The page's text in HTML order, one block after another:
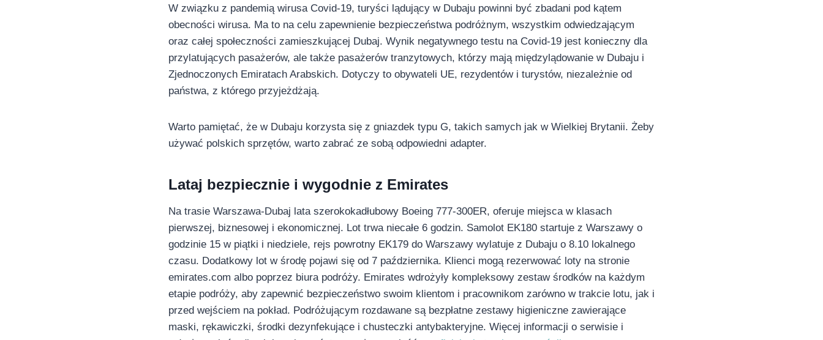
W związku z pandemią wirusa Covid-19, turyści lądujący w Dubaju powinni być zbadani pod kątem
obecności wirusa. Ma to na celu zapewnienie bezpieczeństwa podróżnym, wszystkim odwiedzającym
oraz całej społeczności zamieszkującej Dubaj. Wynik negatywnego testu na Covid-19 jest konieczny dla
przylatujących pasażerów, ale także pasażerów tranzytowych, którzy mają międzylądowanie w Dubaju i
Zjednoczonych Emiratach Arabskich. Dotyczy to obywateli UE, rezydentów i turystów, niezależnie od
państwa, z którego przyjeżdżają.
Warto pamiętać, że w Dubaju korzysta się z gniazdek typu G, takich samych jak w Wielkiej Brytanii. Żeby
używać polskich sprzętów, warto zabrać ze sobą odpowiedni adapter.
Lataj bezpiecznie i wygodnie z Emirates
Na trasie Warszawa-Dubaj lata szerokokadłubowy Boeing 777-300ER, oferuje miejsca w klasach
pierwszej, biznesowej i ekonomicznej. Lot trwa niecałe 6 godzin. Samolot EK180 startuje z Warszawy o
godzinie 15 w piątki i niedziele, rejs powrotny EK179 do Warszawy wylatuje z Dubaju o 8.10 lokalnego
czasu. Dodatkowy lot w środę pojawi się od 7 października. Klienci mogą rezerwować loty na stronie
emirates.com albo poprzez biura podróży. Emirates wdrożyły kompleksowy zestaw środków na każdym
etapie podróży, aby zapewnić bezpieczeństwo swoim klientom i pracownikom zarówno w trakcie lotu, jak i
przed wejściem na pokład. Podróżującym rozdawane są bezpłatne zestawy higieniczne zawierające
maski, rękawiczki, środki dezynfekujące i chusteczki antybakteryjne. Więcej informacji o serwisie i